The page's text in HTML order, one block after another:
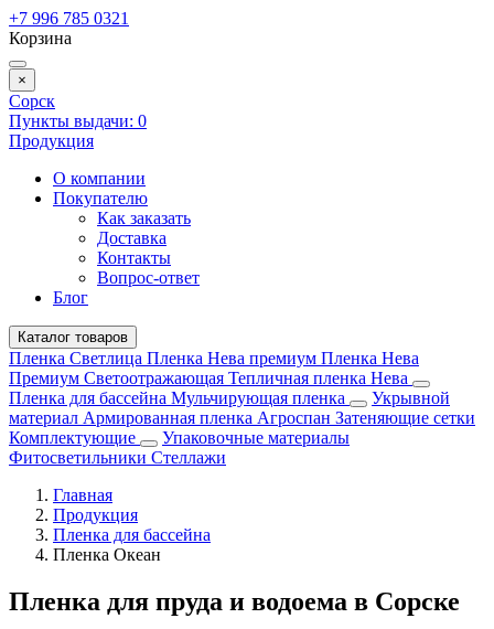
+7 996 785 0321
Корзина
×
Сорск
Пункты выдачи: 0
Продукция
О компании
Покупателю
Как заказать
Доставка
Контакты
Вопрос-ответ
Блог
Каталог товаров
Пленка Светлица Пленка Нева премиум Пленка Нева
Премиум Светоотражающая Тепличная пленка Нева
Пленка для бассейна Мульчирующая пленка
Укрывной
материал Армированная пленка Агроспан Затеняющие сетки
Комплектующие
Упаковочные материалы
Фитосветильники Стеллажи
Главная
Продукция
Пленка для бассейна
Пленка Океан
Пленка для пруда и водоема в Сорске